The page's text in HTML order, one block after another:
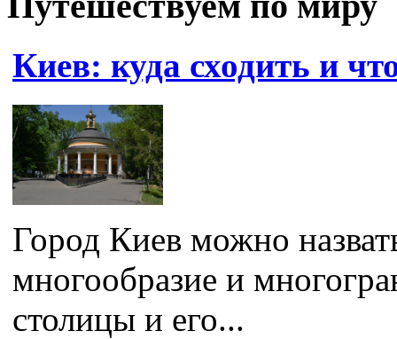
Киев: куда сходить и
Город Киев можно
многообразие и
столицы и его...